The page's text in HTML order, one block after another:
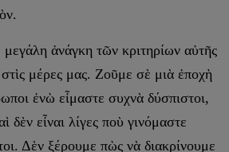
ἀνάγκη τῶν κριτηρίων αὐτῆς
στὶς μέρες μας. Ζοῦμε σὲ μιὰ ἐποχὴ
ἐνὼ εἶμαστε συχνὰ δύσπιστοι,
δὲν εἶναι λίγες ποὺ γινόμαστε
Δὲν ξέρουμε πὼς νὰ διακρίνουμε